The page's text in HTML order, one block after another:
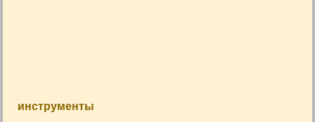
инструменты